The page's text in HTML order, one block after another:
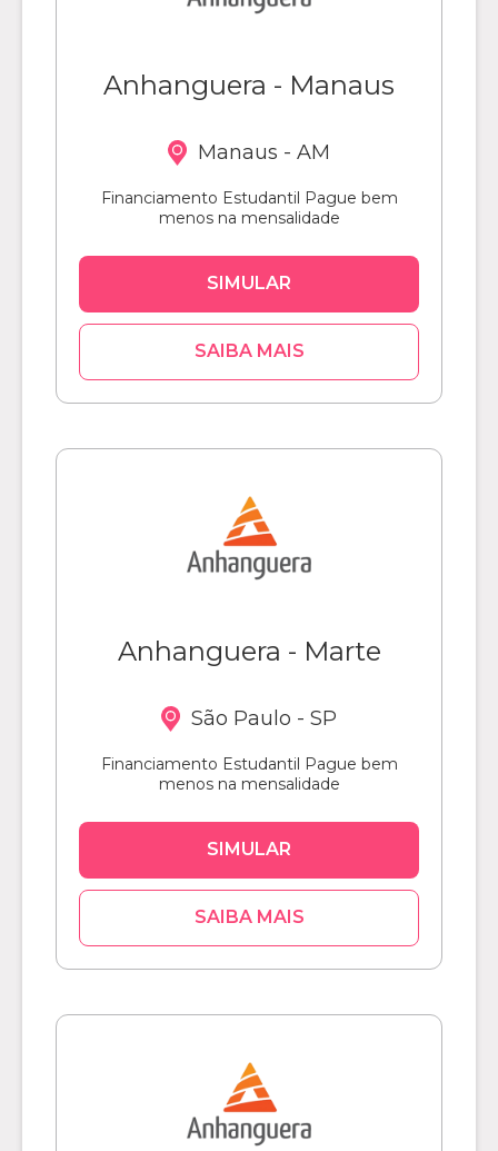
Anhanguera - Manaus
Manaus - AM
Financiamento Estudantil Pague bem
menos na mensalidade
SIMULAR
SAIBA MAIS
Anhanguera - Marte
São Paulo - SP
Financiamento Estudantil Pague bem
menos na mensalidade
SIMULAR
SAIBA MAIS